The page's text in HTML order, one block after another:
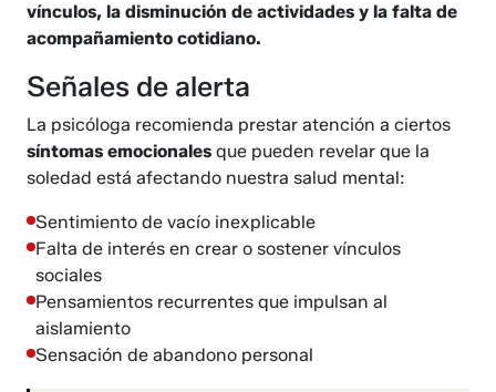
vínculos, la disminución de actividades y la falta de
acompañamiento cotidiano.
Señales de alerta
La psicóloga recomienda prestar atención a ciertos
síntomas emocionales que pueden revelar que la
soledad está afectando nuestra salud mental:
Sentimiento de vacío inexplicable
Falta de interés en crear o sostener vínculos
sociales
Pensamientos recurrentes que impulsan al
aislamiento
Sensación de abandono personal